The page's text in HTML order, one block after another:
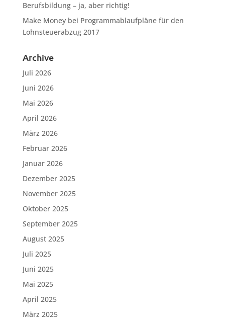
Berufsbildung – ja, aber richtig!
Make Moneybei Programmablaufpläne für den
Lohnsteuerabzug 2017
Archive
Juli 2026
Juni 2026
Mai 2026
April 2026
März 2026
Februar 2026
Januar 2026
Dezember 2025
November 2025
Oktober 2025
September 2025
August 2025
Juli 2025
Juni 2025
Mai 2025
April 2025
März 2025